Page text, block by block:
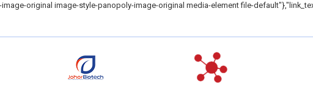
original image-style-panopoly-image-original media-element file-